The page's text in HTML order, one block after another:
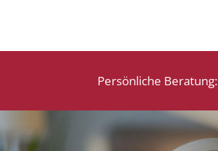
Persönliche Beratung: